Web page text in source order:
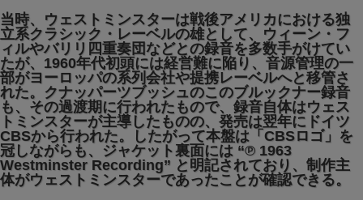
当時、ウェストミンスターは戦後アメリカにおける独
立系クラシック・レーベルの雄として、ウィーン・フ
ィルやバリリ四重奏団などとの録音を多数手がけてい
たが、1960年代初頭には経営難に陥り、音源管理の一
部がヨーロッパの系列会社や提携レーベルへと移管さ
れた。クナッパーツブッシュのこのブルックナー録音
も、その過渡期に行われたもので、録音自体はウェス
トミンスターが主導したものの、発売は翌年にドイツ
CBSから行われた。したがって本盤は「CBSロゴ」を
冠しながらも、ジャケット裏面には “℗ 1963
Westminster Recording” と明記されており、制作主
体がウェストミンスターであったことが確認できる。